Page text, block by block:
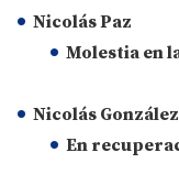
Nicolás Paz
Molestia en
Nicolás González
En